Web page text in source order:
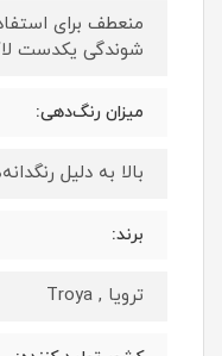
منعطف برای
شوندگی یکدست
میزان رنگ‌دهی:
بالا به دلیل
برند:
ترویا , Troya